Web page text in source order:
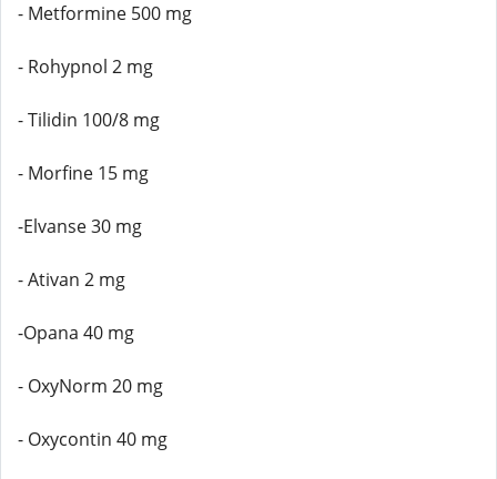
- Metformine 500 mg
- Rohypnol 2 mg
- Tilidin 100/8 mg
- Morfine 15 mg
-Elvanse 30 mg
- Ativan 2 mg
-Opana 40 mg
- OxyNorm 20 mg
- Oxycontin 40 mg